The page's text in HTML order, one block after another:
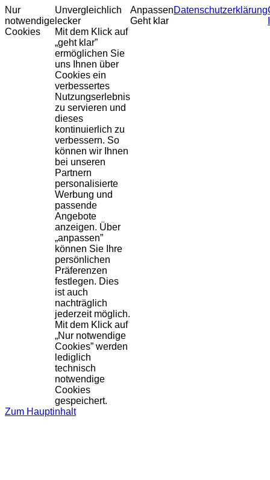
Nur
notwendige
Cookies
Unvergleichlich
lecker
Mit dem Klick auf
„geht klar”
ermöglichen Sie
uns Ihnen über
Cookies ein
verbessertes
Nutzungserlebnis
zu servieren und
dieses
kontinuierlich zu
verbessern. So
können wir Ihnen
bei unseren
Partnern
personalisierte
Werbung und
passende
Angebote
anzeigen. Über
„anpassen”
können Sie Ihre
persönlichen
Präferenzen
festlegen. Dies
ist auch
nachträglich
jederzeit möglich.
Mit dem Klick auf
„Nur notwendige
Cookies” werden
lediglich
technisch
notwendige
Cookies
gespeichert.
Anpassen
Geht klar
Datenschutzerklärung
Zum Hauptinhalt